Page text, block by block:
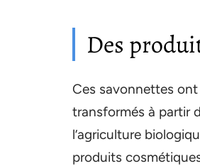
Des
Ces savonnettes ont
transformés à partir
l’agriculture
produits